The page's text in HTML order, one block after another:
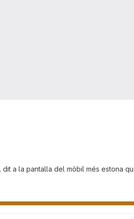
a la pantalla del mòbil més estona